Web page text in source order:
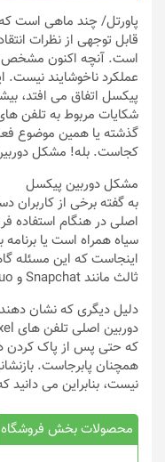
پاورتل/ چند ماهی است که
قابل توجهی از نظرات
است. آنچه اکنون مشخص
عملکرد ناخوشایند
پیکسل اتفاق می افتد،
گذشته یا همین موضوع
کجاست. بله! مشکل
مشکل دوربین پیکسل
اصلی در هنگام استفاده
سیاه همراه است یا
اینجاست که این مسئله
ثالث مانند Snapchat و Duo نیز تأثیر می گذارد.
دلیل دیگری که نشان
که حتی پس از پاک کردن
همچنان پابرجاست.
نیست، بنابراین می
محصولات بخش فروشگاه